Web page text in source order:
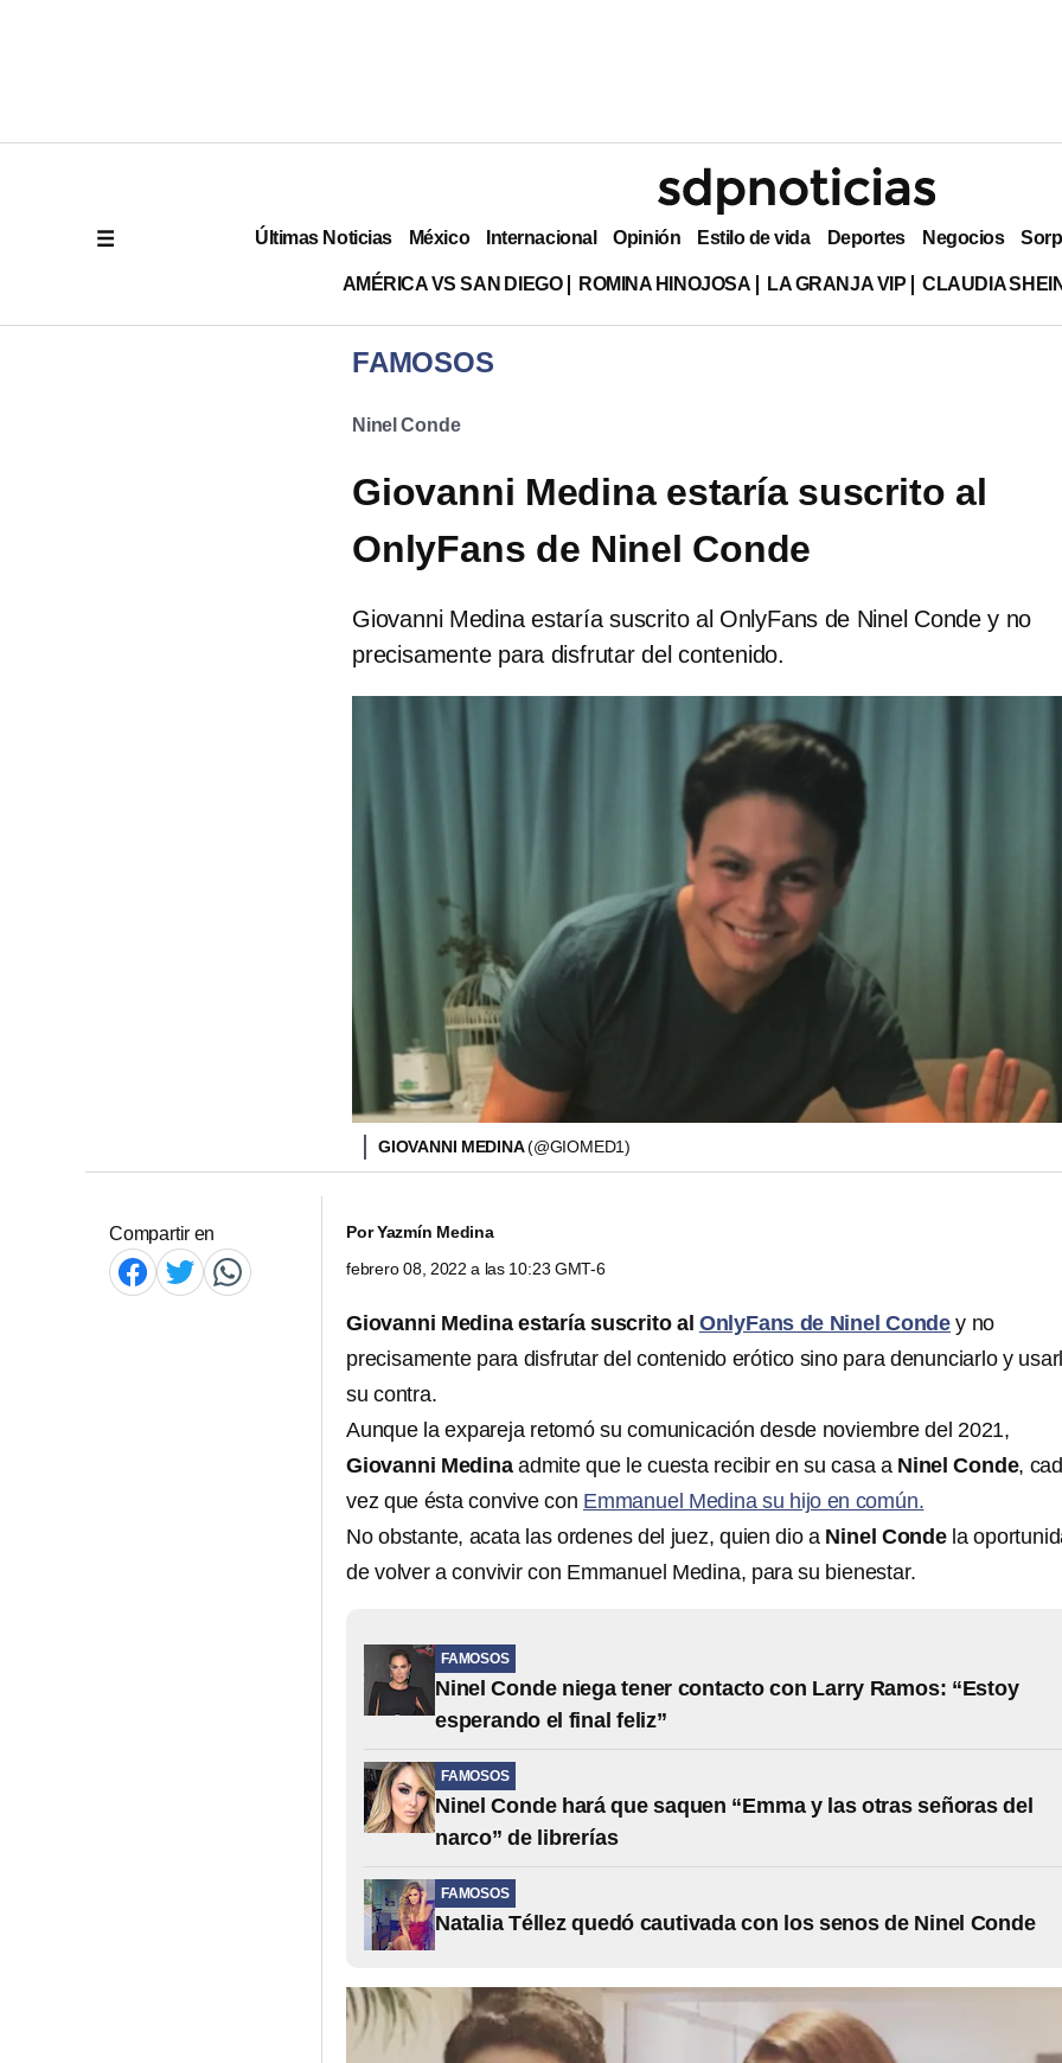
Últimas Noticias México Internacional Opinión Estilo de vida Deportes Negocios
AMÉRICA VS SAN DIEGO ROMINA HINOJOSA LA GRANJA VIP CLAUDIA
FAMOSOS
Ninel Conde
Giovanni Medina estaría suscrito al
OnlyFans de Ninel Conde
Giovanni Medina estaría suscrito al OnlyFans de Ninel Conde y no
precisamente para disfrutar del contenido.
GIOVANNI MEDINA(@GIOMED1)
Compartir en PorYazmín Medina
febrero 08, 2022 a las 10:23 GMT-6
Giovanni Medina estaría suscrito al OnlyFans de Ninel Conde y no
precisamente para disfrutar del contenido erótico sino para denunciarlo y
su contra.
Aunque la expareja retomó su comunicación desde noviembre del 2021,
Giovanni Medinaadmite que le cuesta recibir en su casa a Ninel Conde,
vez que ésta convive con Emmanuel Medina su hijo en común.
No obstante, acata las ordenes del juez, quien dio a Ninel Conde la
de volver a convivir con Emmanuel Medina, para su bienestar.
FAMOSOS
Ninel Conde niega tener contacto con Larry Ramos: “Estoy
esperando el final feliz”
FAMOSOS
Ninel Conde hará que saquen “Emma y las otras señoras del
narco” de librerías
FAMOSOS
Natalia Téllez quedó cautivada con los senos de Ninel Conde